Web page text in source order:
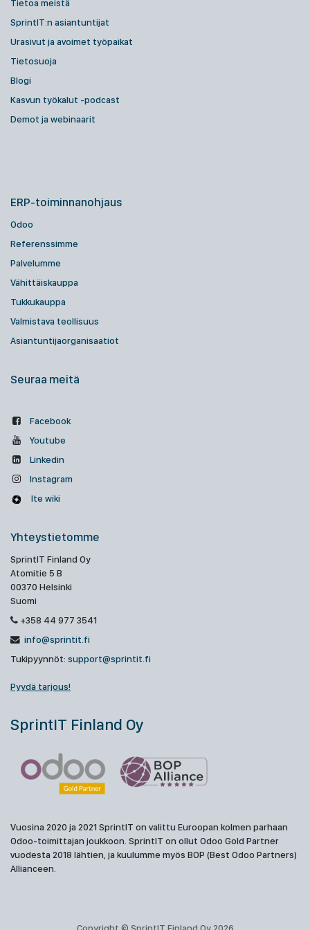
Tietoa meistä
SprintIT:n asiantuntijat
Urasivut ja avoimet työpaikat
Tietosuoja
Blogi
Kasvun työkalut -podcast
Demot ja webinaarit
ERP-toiminnanohjaus
Odoo
Referenssimme
Palvelumme
Vähittäiskauppa
Tukkukauppa
Valmistava teollisuus
Asiantuntijaorganisaatiot
Seuraa meitä
Facebook
Youtube
Linkedin
Instagram
Ite wiki
Yhteystietomme
SprintIT Finland Oy
Atomitie 5 B
00370 Helsinki
Suomi
+358 44 977 3541
info@sprintit.fi
Tukipyynnöt: support@sprintit.fi
Pyydä tarjous!
SprintIT Finland Oy
Vuosina 2020 ja 2021 SprintIT on valittu Euroopan kolmen parhaan
Odoo-toimittajan joukkoon. SprintIT on ollut Odoo Gold Partner
vuodesta 2018 lähtien, ja kuulumme myös BOP (Best Odoo Partners)
Allianceen.
Copyright © SprintIT Finland Oy 2026